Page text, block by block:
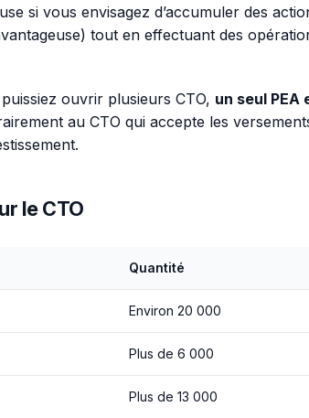
si vous envisagez d’accumuler des
tout en effectuant des
ouvrir plusieurs CTO, un seul
au CTO qui accepte les
le CTO
Quantité
Environ 20 000
Plus de 6 000
Plus de 13 000